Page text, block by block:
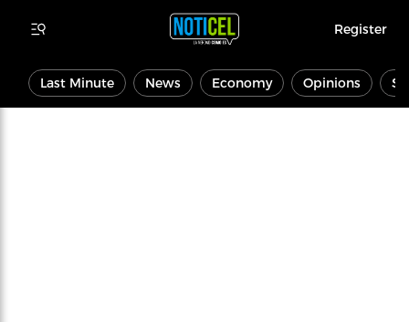
Register
Last Minute News Economy Opinions